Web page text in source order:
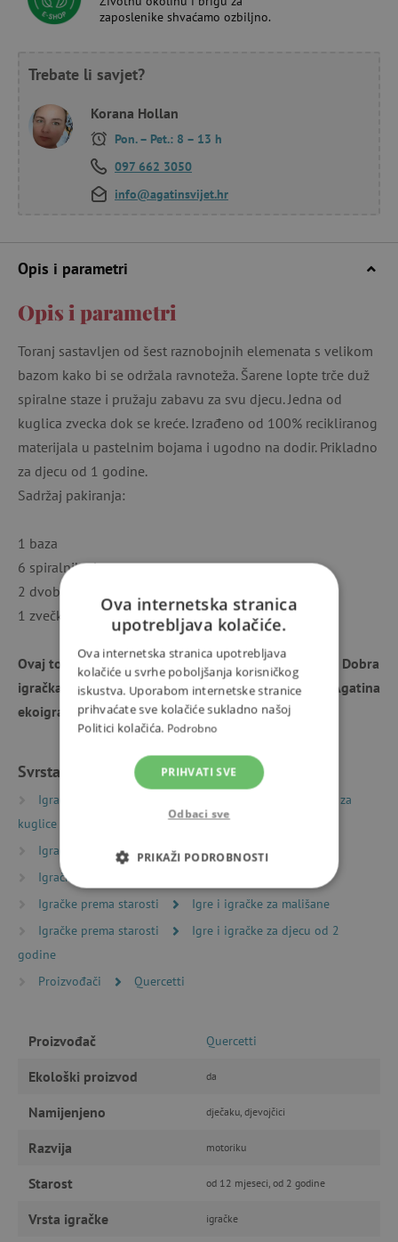
zaposlenike shvaćamo ozbiljno.
Trebate li savjet?
Korana Hollan
Pon. – Pet.: 8 – 13 h
097 662 3050
info@agatinsvijet.hr
Opis i parametri
Opis i parametri
Toranj sastavljen od šest raznobojnih elemenata s velikom
bazom kako bi se održala ravnoteža. Šarene lopte trče duž
spiralne staze i pružaju zabavu za svu djecu. Jedna od
kuglica zvecka dok se kreće. Izrađeno od 100% recikliranog
materijala u pastelnim bojama i ugodno na dodir. Prikladno
za djecu od 1 godine.
Sadržaj pakiranja:
1 baza
6 spiralnih elemenata
2 dvobojne kuglice
1 zvečka kuglica
Ovaj toranj za kuglice ponosi se priznanjem u anketi Dobra
igračka 2024., gdje je osvojio 2. mjesto u kategoriji Agatina
ekoigračka 🥈.
Svrstano u kategorije
Igračke prema vrsti
Staze za
kuglice i domino
Igračke prema vrsti
Nagrađene igre i igračke
Igračke prema vrsti
Igračke prema starosti
Igre i igračke za mališane
Igračke prema starosti
Igre i igračke za djecu od 2
godine
Proizvođači
Quercetti
Proizvođač Quercetti
Ekološki proizvod da
Namijenjeno dječaku, djevojčici
Razvija motoriku
Starost od 12 mjeseci, od 2 godine
Vrsta igračke igračke
Ova internetska stranica
upotrebljava kolačiće.
Ova internetska stranica upotrebljava
kolačiće u svrhe poboljšanja korisničkog
iskustva. Uporabom internetske stranice
prihvaćate sve kolačiće sukladno našoj
Politici kolačića. Podrobno
PRIHVATI SVE
Odbaci sve
PRIKAŽI PODROBNOSTI
NUŽNO POTREBNI KOLAČIĆI
IZVEDBA CILJANOST
FUNKCIONALNOST
Nužno potrebni kolačići omogućavaju osnovnu
npr. upis korisnika na stranici te uređivanje
odgovarajuće upotrebljavati bez nužno
Ime